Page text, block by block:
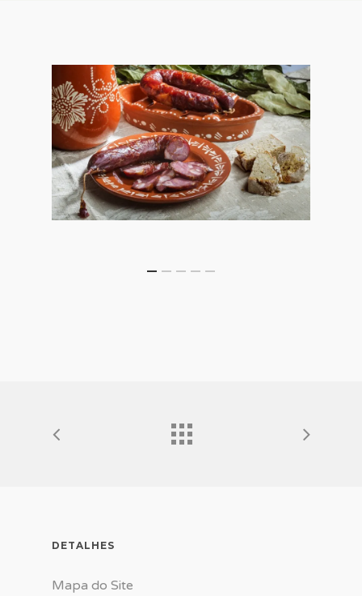
DETALHES
Mapa do Site